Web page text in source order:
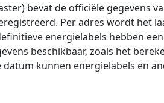
bevat de officiële gegevens
Per adres wordt het
energielabels hebben
beschikbaar, zoals het
kunnen energielabels en